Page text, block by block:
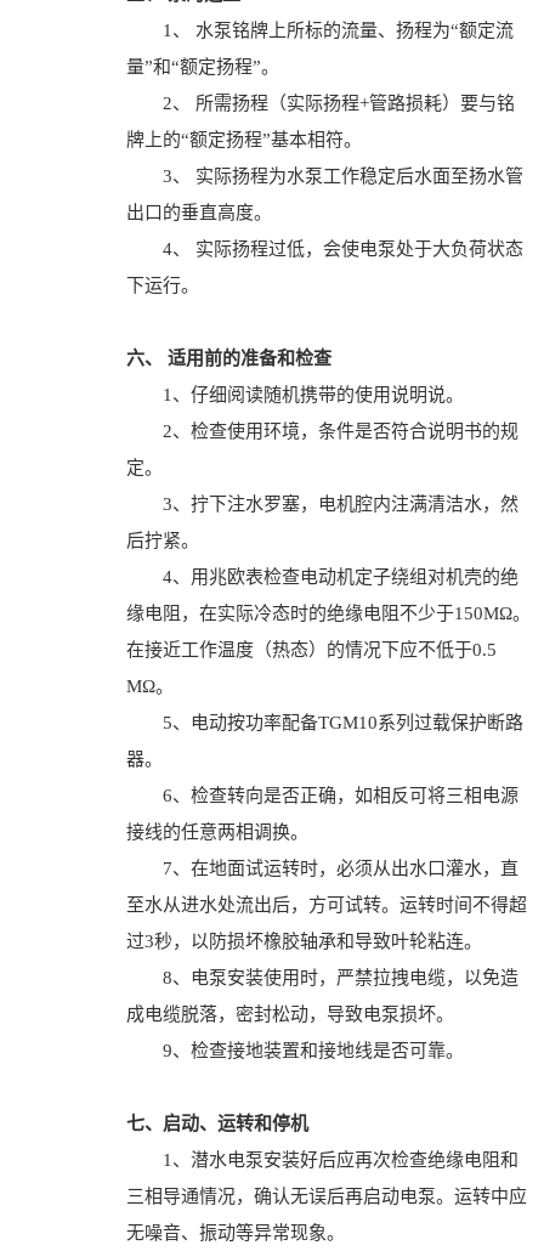
1、 水泵铭牌上所标的流量、扬程为“额定流
量”和“额定扬程”。
2、 所需扬程（实际扬程+管路损耗）要与铭
牌上的“额定扬程”基本相符。
3、 实际扬程为水泵工作稳定后水面至扬水管
出口的垂直高度。
4、 实际扬程过低，会使电泵处于大负荷状态
下运行。
六、 适用前的准备和检查
1、仔细阅读随机携带的使用说明说。
2、检查使用环境，条件是否符合说明书的规
定。
3、拧下注水罗塞，电机腔内注满清洁水，然
后拧紧。
4、用兆欧表检查电动机定子绕组对机壳的绝
缘电阻，在实际冷态时的绝缘电阻不少于150MΩ。
在接近工作温度（热态）的情况下应不低于0.5
MΩ。
5、电动按功率配备TGM10系列过载保护断路
器。
6、检查转向是否正确，如相反可将三相电源
接线的任意两相调换。
7、在地面试运转时，必须从出水口灌水，直
至水从进水处流出后，方可试转。运转时间不得超
过3秒，以防损坏橡胶轴承和导致叶轮粘连。
8、电泵安装使用时，严禁拉拽电缆，以免造
成电缆脱落，密封松动，导致电泵损坏。
9、检查接地装置和接地线是否可靠。
七、启动、运转和停机
1、潜水电泵安装好后应再次检查绝缘电阻和
三相导通情况，确认无误后再启动电泵。运转中应
无噪音、振动等异常现象。